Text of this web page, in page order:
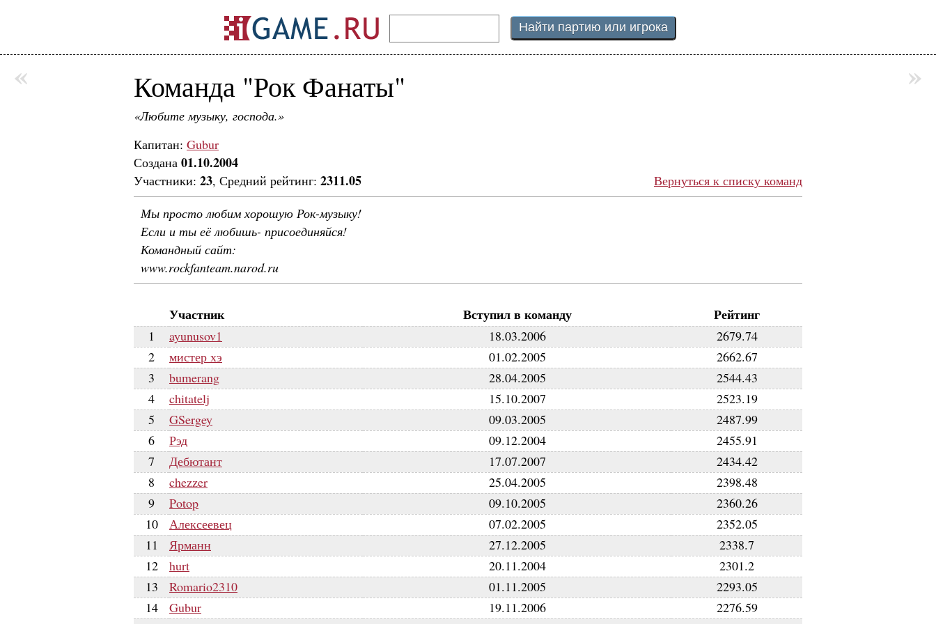
Команда "Рок Фанаты"
«Любите музыку, господа.»
Капитан: Gubur
Создана 01.10.2004
Участники: 23, Средний рейтинг: 2311.05
Вернуться к списку команд
Мы просто любим хорошую Рок-музыку!
Если и ты её любишь- присоединяйся!
Командный сайт:
www.rockfanteam.narod.ru
Участник Вступил в команду Рейтинг
1 ayunusov1 18.03.2006
2679.74
2
мистер хэ 01.02.2005
2662.67
3
bumerang 28.04.2005
2544.43
4
chitatelj 15.10.2007
2523.19
5
GSergey 09.03.2005
2487.99
6
Рэд 09.12.2004
2455.91
7
Дебютант 17.07.2007
2434.42
8
chezzer 25.04.2005
2398.48
9
Potop 09.10.2005
2360.26
10
Алексеевец 07.02.2005
2352.05
11
Ярманн 27.12.2005
2338.7
12
hurt 20.11.2004
2301.2
13
Romario2310 01.11.2005
2293.05
14
Gubur 19.11.2006
2276.59
« »